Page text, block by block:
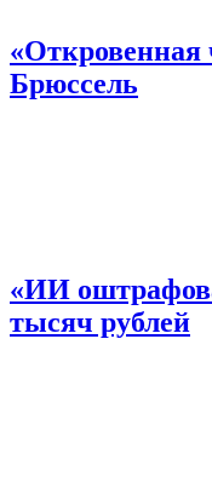
«Откровенная
Брюссель
«ИИ
тысяч рублей